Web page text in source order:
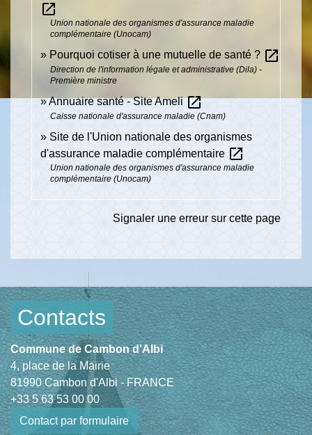
open_in_new
Union nationale des organismes d'assurance maladie
complémentaire (Unocam)
Pourquoi cotiser à une mutuelle de santé ? open_in_new
Direction de l'information légale et administrative (Dila) -
Première ministre
Annuaire santé - Site Ameliopen_in_new
Caisse nationale d'assurance maladie (Cnam)
Site de l'Union nationale des organismes
d'assurance maladie complémentaire open_in_new
Union nationale des organismes d'assurance maladie
complémentaire (Unocam)
Signaler une erreur sur cette page
Contacts
Commune de Cambon d'Albi
4, place de la Mairie
81990 Cambon d'Albi - FRANCE
+33 5 63 53 00 00
Contact par formulaire